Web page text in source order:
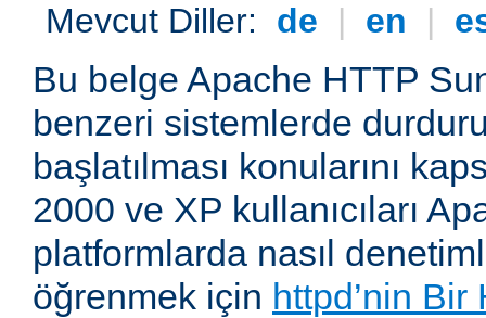
Mevcut Diller: de | en |
Bu belge Apache HTTP
benzeri sistemlerde
başlatılması konularını
2000 ve XP kullanıcıları
platformlarda nasıl
öğrenmek için httpd’nin